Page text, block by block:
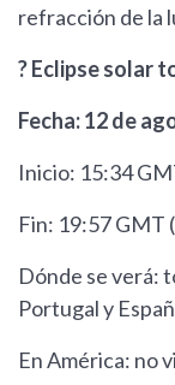
refracción de la
? Eclipse solar
Fecha: 12 de
Inicio: 15:34
Fin: 19:57 GMT
Dónde se verá:
Portugal y
En América: no